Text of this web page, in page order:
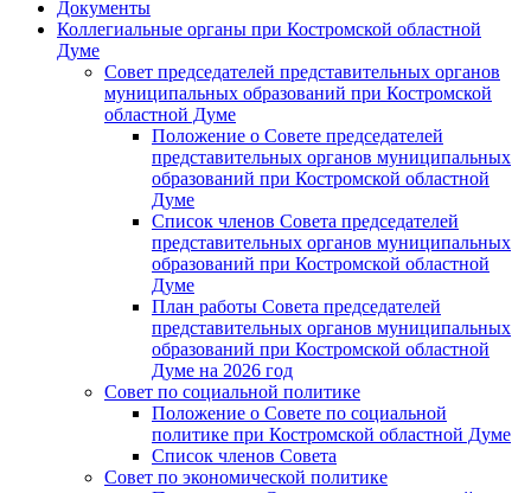
Документы
Коллегиальные органы при Костромской областной
Думе
Совет председателей представительных органов
муниципальных образований при Костромской
областной Думе
Положение о Совете председателей
представительных органов муниципальных
образований при Костромской областной
Думе
Список членов Совета председателей
представительных органов муниципальных
образований при Костромской областной
Думе
План работы Совета председателей
представительных органов муниципальных
образований при Костромской областной
Думе на 2026 год
Совет по социальной политике
Положение о Совете по социальной
политике при Костромской областной Думе
Список членов Совета
Совет по экономической политике